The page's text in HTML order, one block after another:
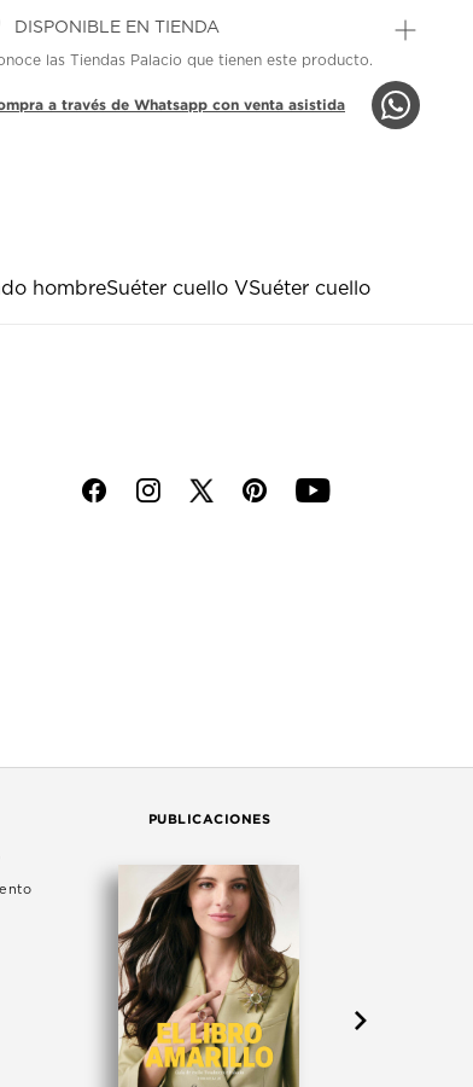
DISPONIBLE EN TIENDA
las Tiendas Palacio que tienen este producto.
a través de Whatsapp con venta asistida
hombreSuéter cuello VSuéter cuello
f i p y
PUBLICACIONES